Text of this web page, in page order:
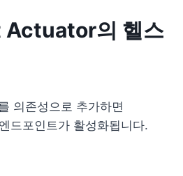
의 헬스
의존성으로 추가하면
드포인트가 활성화됩니다.